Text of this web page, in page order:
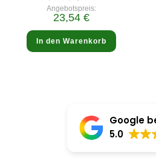
Preis
war:
Angebotspreis:
23,54€Aktueller
ist:
23,54 €.
In den Warenkorb
Google
5.0